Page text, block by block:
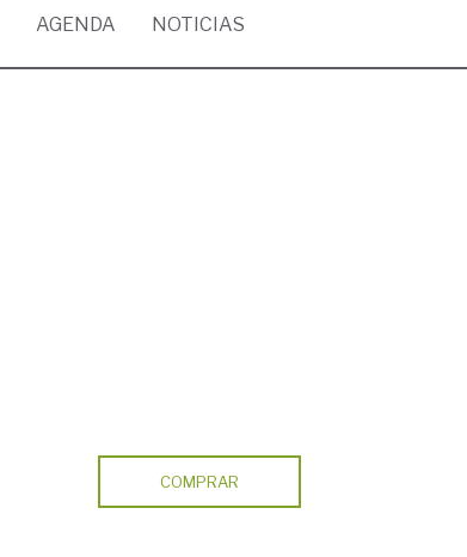
AGENDA NOTICIAS
COMPRAR